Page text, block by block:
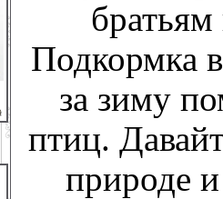
Подкормка
за зиму
птиц.
природе